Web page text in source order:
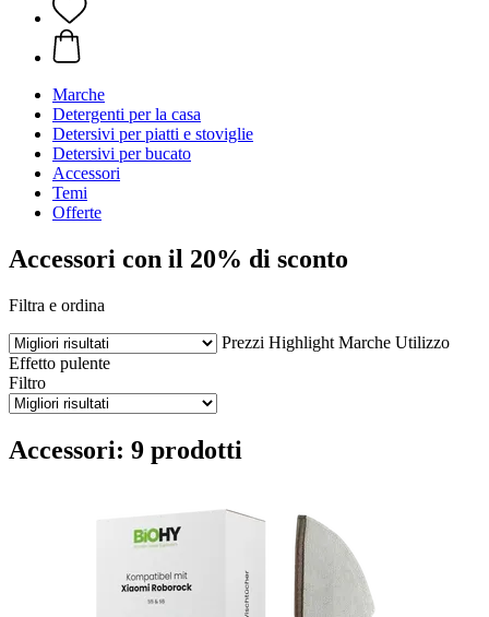
Marche
Detergenti per la casa
Detersivi per piatti e stoviglie
Detersivi per bucato
Accessori
Temi
Offerte
Accessori con il 20% di sconto
Filtra e ordina
Prezzi Highlight Marche Utilizzo
Effetto pulente
Filtro
Accessori: 9 prodotti